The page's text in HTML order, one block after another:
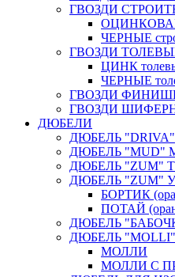
ГВОЗДИ
ЧЕРНЫЕ
ГВОЗДИ
ЦИНК
ЧЕРНЫЕ
ГВОЗДИ
ГВОЗДИ
ДЮБЕЛИ
ДЮБЕЛЬ "DRIVA"
ДЮБЕЛЬ "MUD"
ДЮБЕЛЬ "ZUM"
ДЮБЕЛЬ "ZUM"
БОРТИК
ПОТАЙ
ДЮБЕЛЬ
ДЮБЕЛЬ "МOLLI"
МОЛЛИ
МОЛЛИ С